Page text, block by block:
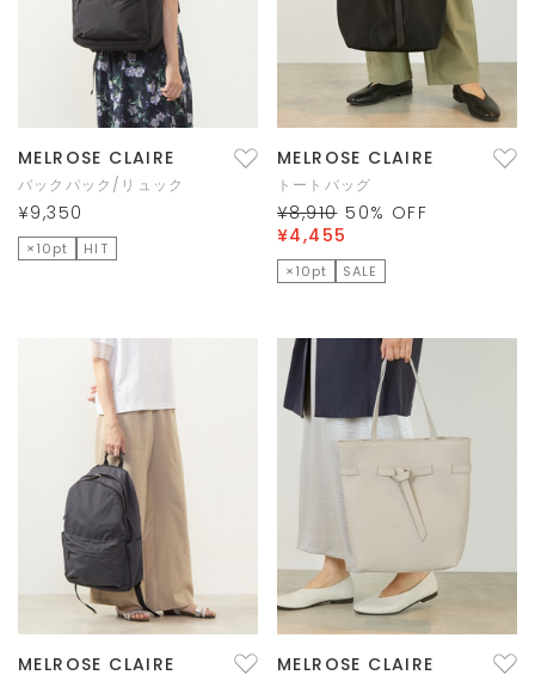
MELROSE CLAIRE
バックパック/リュック
¥9,350
×10pt HIT
MELROSE CLAIRE
トートバッグ
¥8,910 50% OFF
¥4,455
×10pt SALE
MELROSE CLAIRE MELROSE CLAIRE